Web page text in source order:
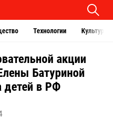
Технологии Культура
акции
Батуриной
детей в РФ